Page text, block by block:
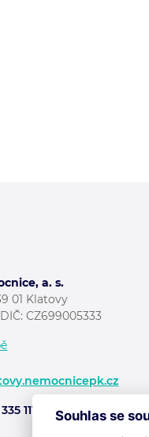
a. s.
01 Klatovy
CZ699005333
111 Souhlas se